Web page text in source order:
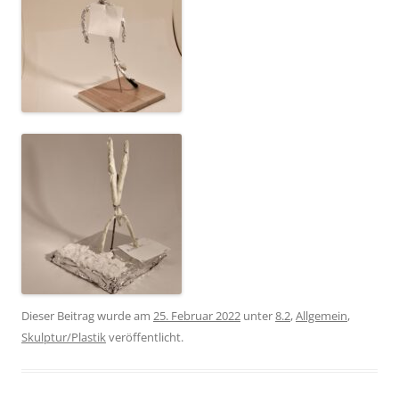
Dieser Beitrag wurde am 25. Februar 2022 unter8.2,Allgemein,
Skulptur/Plastikveröffentlicht.